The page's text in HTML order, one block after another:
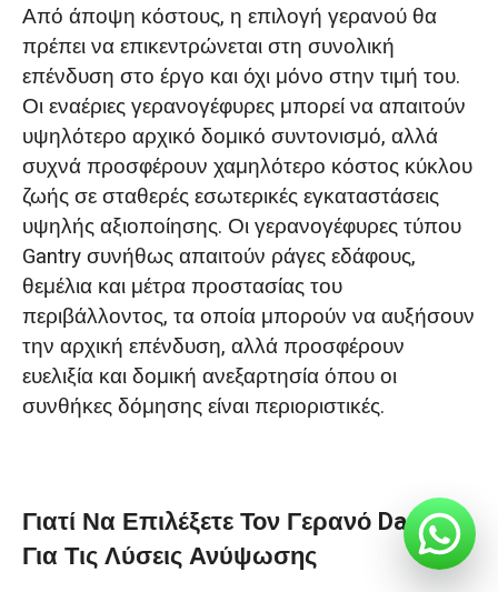
Από άποψη κόστους, η επιλογή γερανού θα
πρέπει να επικεντρώνεται στη συνολική
επένδυση στο έργο και όχι μόνο στην τιμή του.
Οι εναέριες γερανογέφυρες μπορεί να απαιτούν
υψηλότερο αρχικό δομικό συντονισμό, αλλά
συχνά προσφέρουν χαμηλότερο κόστος κύκλου
ζωής σε σταθερές εσωτερικές εγκαταστάσεις
υψηλής αξιοποίησης. Οι γερανογέφυρες τύπου
Gantry συνήθως απαιτούν ράγες εδάφους,
θεμέλια και μέτρα προστασίας του
περιβάλλοντος, τα οποία μπορούν να αυξήσουν
την αρχική επένδυση, αλλά προσφέρουν
ευελιξία και δομική ανεξαρτησία όπου οι
συνθήκες δόμησης είναι περιοριστικές.
Γιατί Να Επιλέξετε Τον Γερανό Dafang
Για Τις Λύσεις Ανύψωσης